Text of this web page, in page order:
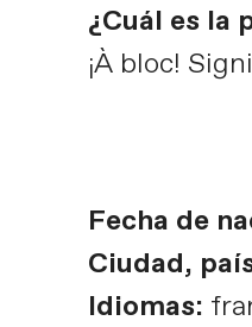
¿Cuál es la
¡À bloc!
Fecha de
Ciudad,
Idiomas: